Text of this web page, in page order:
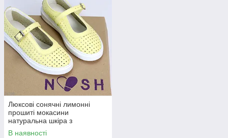
Люксові сонячні лимонні
прошиті мокасини
натуральна шкіра з
перфорацією 39
В наявності